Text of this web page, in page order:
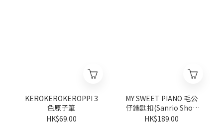
KEROKEROKEROPPI 3
色原子筆
HK$69.00
MY SWEET PIANO 毛公
仔鑰匙扣(Sanrio Shop
週年系列)
HK$189.00